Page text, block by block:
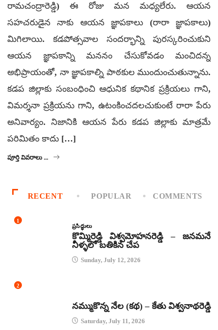
రామచంద్రారెడ్డి) ఈ రోజు మన మధ్యలేరు. ఆయన
సహచరుడైన నాకు ఆయన జ్ఞాపకాలు (రారా జ్ఞాపకాలు)
మిగిలాయి. కడపోత్సవాల సందర్భాన్ని పురస్కరించుకుని
ఆయన జ్ఞాపకాన్ని మననం చేసుకోవడం మంచిదన్న
అభిప్రాయంతో, నా జ్ఞాపకాల్ని పాఠకుల ముందుంచుతున్నాను.
కడప జిల్లాకు సంబంధించి ఆధునిక కథానిక ప్రక్రియలు గాని,
విమర్శనా ప్రక్రియను గాని, ఉటంకించదలచుకుంటే రారా పేరు
అనివార్యం. నిజానికి ఆయన పేరు కడప జిల్లాకు మాత్రమే
పరిమితం కాదు […]
పూర్తి వివరాలు ...
RECENT POPULAR COMMENTS
1
ప్రసిద్ధులు
కొమ్మిరెడ్డి విశ్వమోహనరెడ్డి – జనమనే
నీళ్ళలో బతికిన చేప
Sunday, July 12, 2026
2
నమ్ముకొన్న నేల (కథ) – కేతు విశ్వనాథరెడ్డి
Saturday, July 11, 2026